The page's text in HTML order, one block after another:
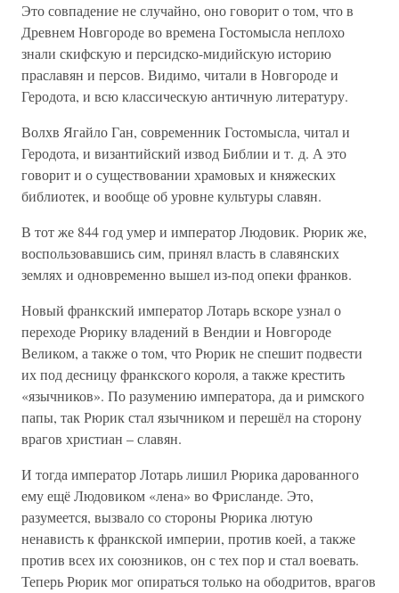
Это совпадение не случайно, оно говорит о том, что в
Древнем Новгороде во времена Гостомысла неплохо
знали скифскую и персидско-мидийскую историю
праславян и персов. Видимо, читали в Новгороде и
Геродота, и всю классическую античную литературу.
Волхв Ягайло Ган, современник Гостомысла, читал и
Геродота, и византийский извод Библии и т. д. А это
говорит и о существовании храмовых и княжеских
библиотек, и вообще об уровне культуры славян.
В тот же 844 год умер и император Людовик. Рюрик же,
воспользовавшись сим, принял власть в славянских
землях и одновременно вышел из-под опеки франков.
Новый франкский император Лотарь вскоре узнал о
переходе Рюрику владений в Вендии и Новгороде
Великом, а также о том, что Рюрик не спешит подвести
их под десницу франкского короля, а также крестить
«язычников». По разумению императора, да и римского
папы, так Рюрик стал язычником и перешёл на сторону
врагов христиан – славян.
И тогда император Лотарь лишил Рюрика дарованного
ему ещё Людовиком «лена» во Фрисланде. Это,
разумеется, вызвало со стороны Рюрика лютую
ненависть к франкской империи, против коей, а также
против всех их союзников, он с тех пор и стал воевать.
Теперь Рюрик мог опираться только на ободритов, врагов